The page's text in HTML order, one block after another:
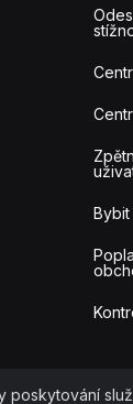
Bybit
poskytování